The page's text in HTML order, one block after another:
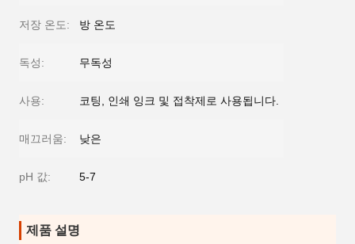
저장 온도: 방 온도
독성: 무독성
사용: 코팅, 인쇄 잉크 및 접착제로 사용됩니다.
매끄러움: 낮은
pH 값: 5-7
제품 설명